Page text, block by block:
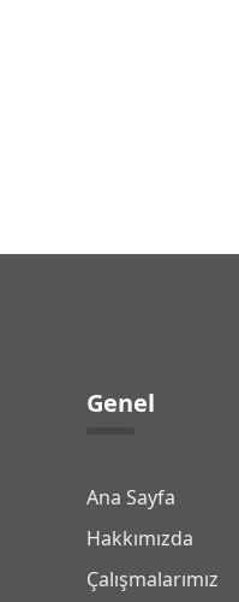
Genel
Ana Sayfa
Hakkımızda
Çalışmalarımız